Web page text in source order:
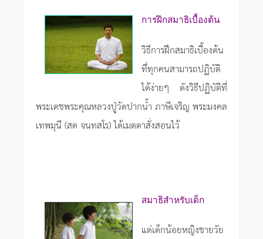
การฝึกสมาธิเบื้องต้น
วิธีการฝึกสมาธิเบื้องต้น
ทึ่ทุกคนสามารถปฏิบัติ
ได้ง่ายๆ ดังวิธีปฏิบัติที่
พระเดชพระคุณหลวงปู่วัดปากน้ำ ภาษีเจริญ พระมงคล
เทพมุนี (สด จนฺทสโร) ได้เมตตาสั่งสอนไว้
สมาธิสำหรับเด็ก
แด่เด็กน้อยหญิงชายวัย